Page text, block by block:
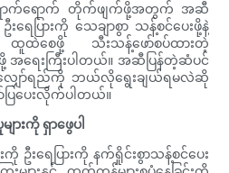
ာက်ရောက် တိုက်ဖျက်ဖို့အတွက် အဆီ
ေပြားကို သေချာစွာ သန့်စင်ပေးဖို့နဲ့
ထဲစေဖို့ သီးသန့်ဖော်စပ်ထားတဲ့
အရေးကြီးပါတယ်။ အဆီပြန်တဲ့ဆံပင်
ျှော်ရည်ကို ဘယ်လိုရွေးချယ်ရမလဲဆို
ြပေးလိုက်ပါတယ်။
းကို ရှာဖွေပါ
ကို ဦးရေပြားကို နက်ရှိုင်းစွာသန့်စင်ပေး